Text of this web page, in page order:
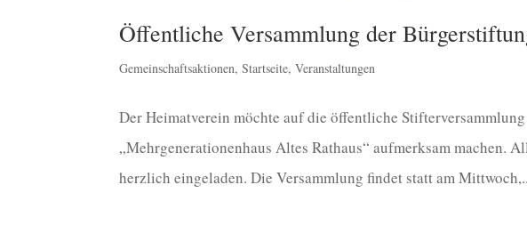
Öffentliche Versammlung der
Gemeinschaftsaktionen,Startseite,Veranstaltungen
Der Heimatverein möchte auf die öffentliche
„Mehrgenerationenhaus Altes Rathaus“ aufmerksam machen.
herzlich eingeladen. Die Versammlung findet statt am